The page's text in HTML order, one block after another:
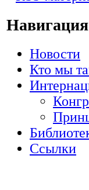
Навигация
Новости
Кто мы
Ссылки